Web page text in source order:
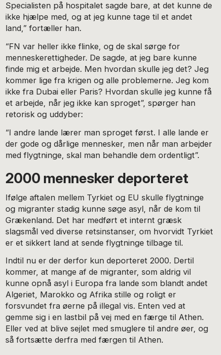
Specialisten på hospitalet sagde bare, at det kunne de
ikke hjælpe med, og at jeg kunne tage til et andet
land,” fortæller han.
“FN var heller ikke flinke, og de skal sørge for
menneskerettigheder. De sagde, at jeg bare kunne
finde mig et arbejde. Men hvordan skulle jeg det? Jeg
kommer lige fra krigen og alle problemerne. Jeg kom
ikke fra Dubai eller Paris? Hvordan skulle jeg kunne få
et arbejde, når jeg ikke kan sproget”, spørger han
retorisk og uddyber:
“I andre lande lærer man sproget først. I alle lande er
der gode og dårlige mennesker, men når man arbejder
med flygtninge, skal man behandle dem ordentligt”.
2000 mennesker deporteret
Ifølge aftalen mellem Tyrkiet og EU skulle flygtninge
og migranter stadig kunne søge asyl, når de kom til
Grækenland. Det har medført et internt græsk
slagsmål ved diverse retsinstanser, om hvorvidt Tyrkiet
er et sikkert land at sende flygtninge tilbage til.
Indtil nu er der derfor kun deporteret 2000. Dertil
kommer, at mange af de migranter, som aldrig vil
kunne opnå asyl i Europa fra lande som blandt andet
Algeriet, Marokko og Afrika stille og roligt er
forsvundet fra øerne på illegal vis. Enten ved at
gemme sig i en lastbil på vej med en færge til Athen.
Eller ved at blive sejlet med smuglere til andre øer, og
så fortsætte derfra med færgen til Athen.